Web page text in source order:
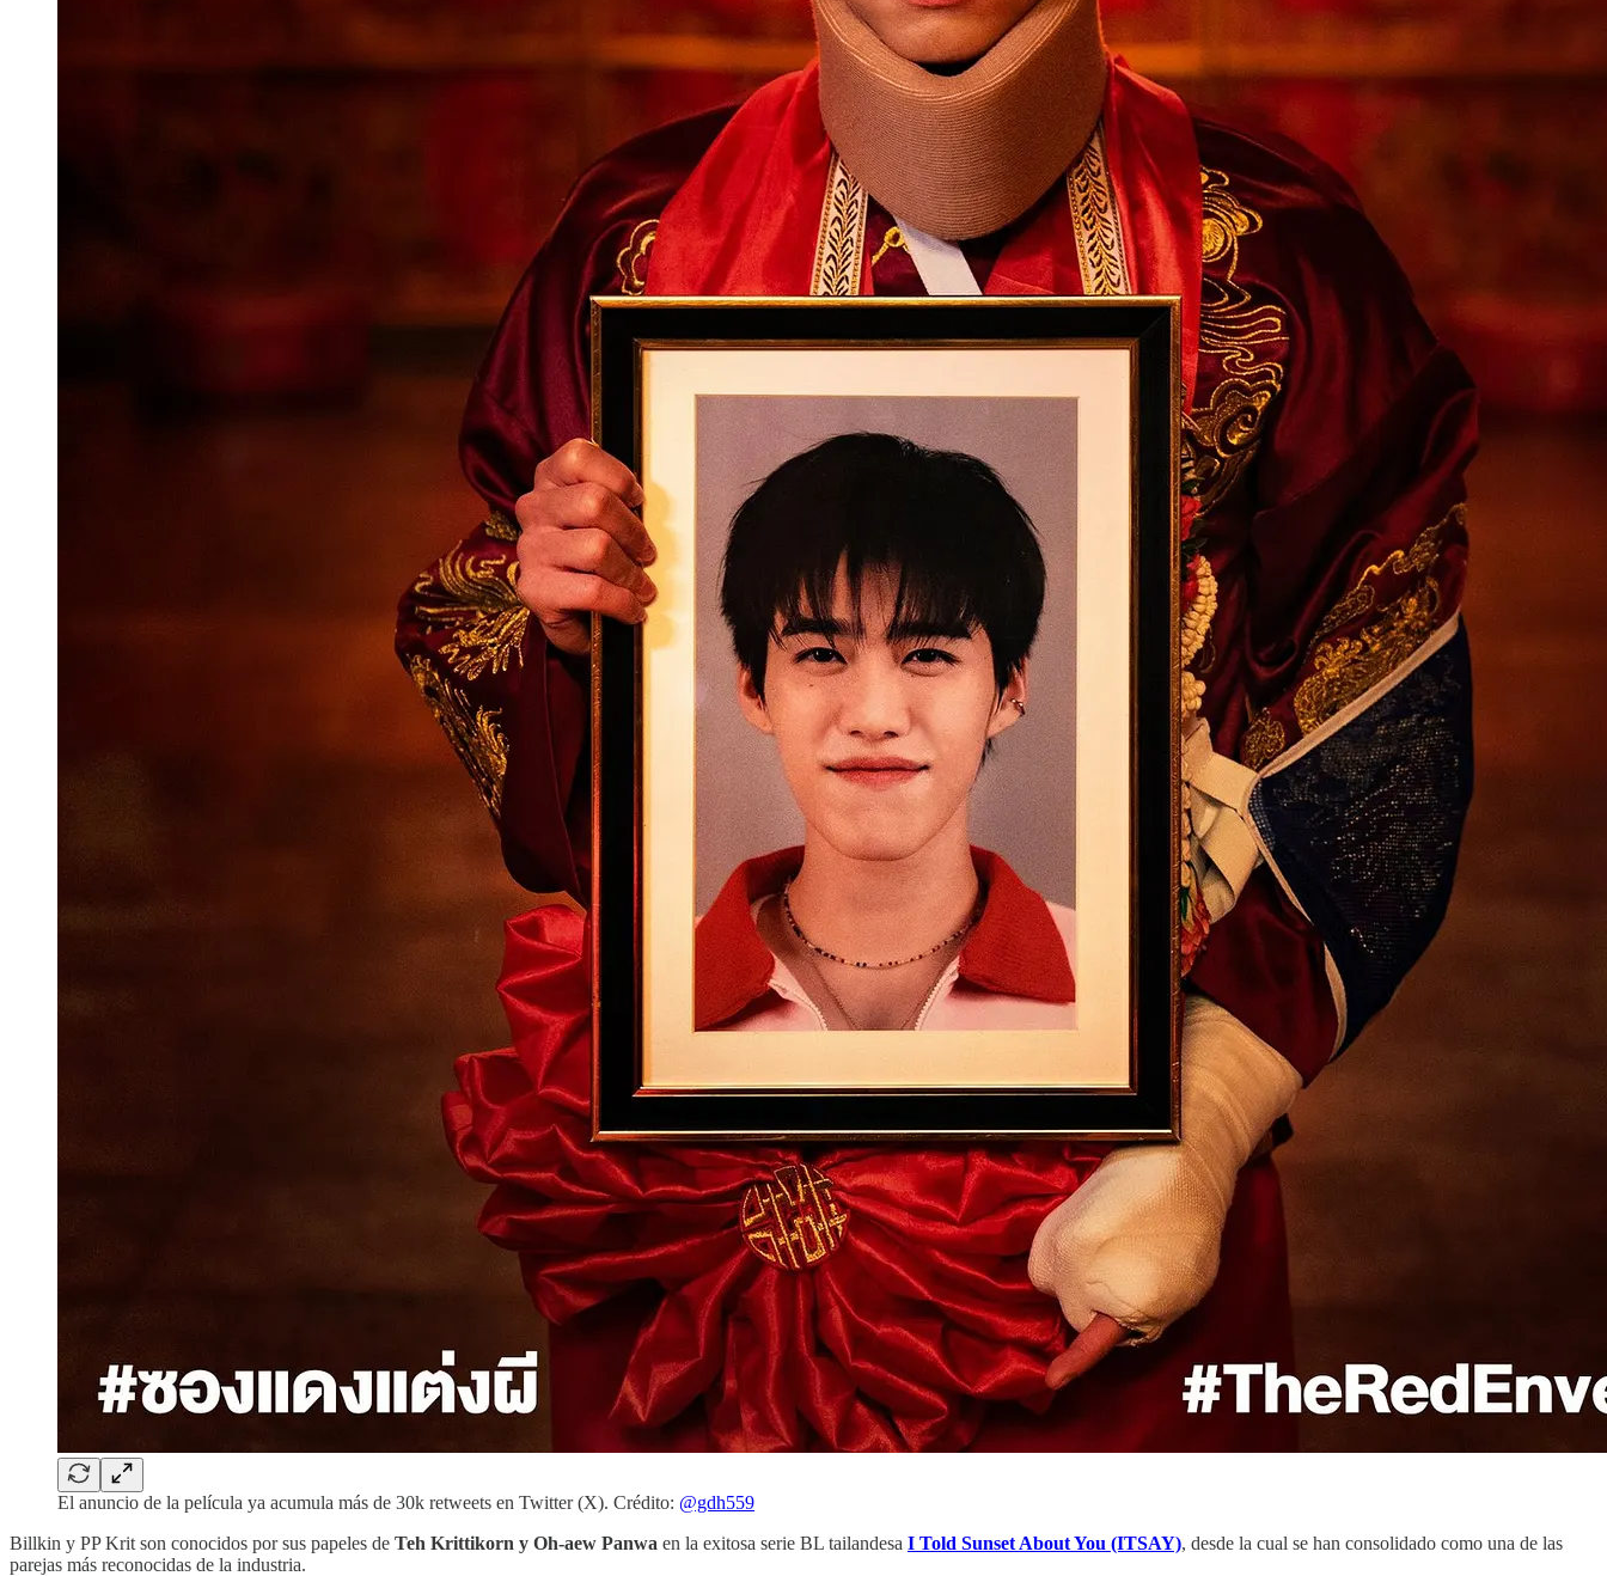
El anuncio de la película ya acumula más de 30k retweets en Twitter (X). Crédito: @gdh559
Billkin y PP Krit son conocidos por sus papeles de Teh Krittikorn y Oh-aew Panwa en la exitosa serie BL tailandesa I Told Sunset About You (ITSAY), desde la cual se han consolidado como una de las
parejas más reconocidas de la industria.